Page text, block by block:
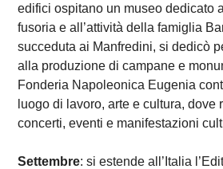
edifici ospitano un museo dedicato
fusoria e all’attività della famiglia
succeduta ai Manfredini, si dedicò
alla produzione di campane e
Fonderia Napoleonica Eugenia
luogo di lavoro, arte e cultura, dove
concerti, eventi e manifestazioni
Settembre: si estende all’Italia